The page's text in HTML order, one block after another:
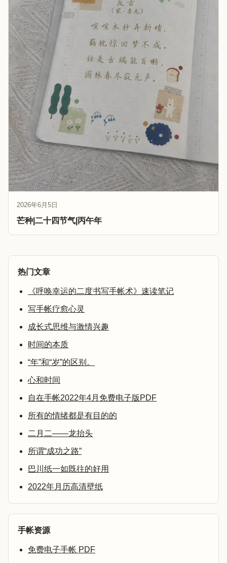
2026年6月5日
芒种|二十四节气|丙午年
热门文章
《呼唤幸运的二度书写手帐术》速读笔记
写手帐疗愈心灵
成长式思维与激情兴趣
时间的本质
“年”和“岁”的区别。
心和时间
自在手帐2022年4月免费电子版PDF
所有的情绪都是有目的的
二月二——龙抬头
所谓“成功之路”
巴川纸一如既往的好用
2022年月历高清壁纸
手帐资源
免费电子手帐 PDF